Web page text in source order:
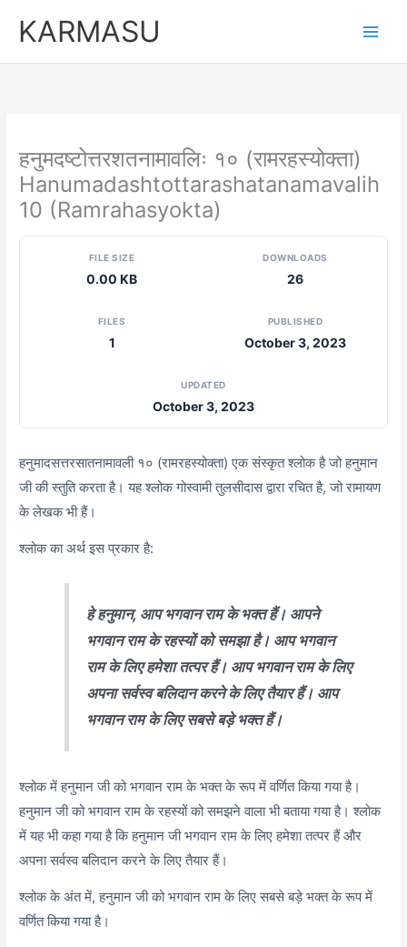
KARMASU
हनुमदष्टोत्तरशतनामावलिः १० (रामरहस्योक्ता)
Hanumadashtottarashatanamavalih
10 (Ramrahasyokta)
FILE SIZE
0.00 KB
DOWNLOADS
26
FILES
1
PUBLISHED
October 3, 2023
UPDATED
October 3, 2023
हनुमादसत्तरसातनामावली १० (रामरहस्योक्ता) एक संस्कृत श्लोक है जो हनुमान
जी की स्तुति करता है। यह श्लोक गोस्वामी तुलसीदास द्वारा रचित है, जो रामायण
के लेखक भी हैं।
श्लोक का अर्थ इस प्रकार है:
हे हनुमान, आप भगवान राम के भक्त हैं। आपने
भगवान राम के रहस्यों को समझा है। आप भगवान
राम के लिए हमेशा तत्पर हैं। आप भगवान राम के लिए
अपना सर्वस्व बलिदान करने के लिए तैयार हैं। आप
भगवान राम के लिए सबसे बड़े भक्त हैं।
श्लोक में हनुमान जी को भगवान राम के भक्त के रूप में वर्णित किया गया है।
हनुमान जी को भगवान राम के रहस्यों को समझने वाला भी बताया गया है। श्लोक
में यह भी कहा गया है कि हनुमान जी भगवान राम के लिए हमेशा तत्पर हैं और
अपना सर्वस्व बलिदान करने के लिए तैयार हैं।
श्लोक के अंत में, हनुमान जी को भगवान राम के लिए सबसे बड़े भक्त के रूप में
वर्णित किया गया है।